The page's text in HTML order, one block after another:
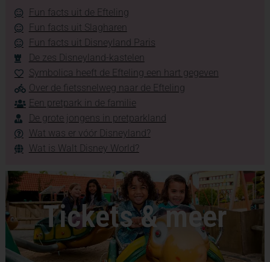
Fun facts uit de Efteling
Fun facts uit Slagharen
Fun facts uit Disneyland Paris
De zes Disneyland-kastelen
Symbolica heeft de Efteling een hart gegeven
Over de fietssnelweg naar de Efteling
Een pretpark in de familie
De grote jongens in pretparkland
Wat was er vóór Disneyland?
Wat is Walt Disney World?
Tickets & meer